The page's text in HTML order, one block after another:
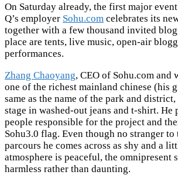
On Saturday already, the first major
Q’s employer Sohu.com celebrates its
together with a few thousand invited
place are tents, live music, open-air
performances.
Zhang Chaoyang, CEO of Sohu.com and
one of the richest mainland chinese (his
same as the name of the park and
stage in washed-out jeans and t-shirt. He
people responsible for the project and
Sohu3.0 flag. Even though no stranger
parcours he comes across as shy and a
atmosphere is peaceful, the omnipresent
harmless rather than daunting.